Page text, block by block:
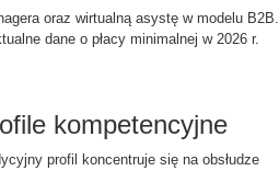
oraz wirtualną asystę w modelu B2B.
dane o płacy minimalnej w 2026 r.
kompetencyjne
profil koncentruje się na obsłudze